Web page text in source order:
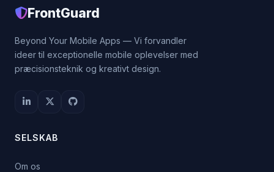
FrontGuard
Beyond Your Mobile Apps — Vi forvandler
ideer til exceptionelle mobile oplevelser med
præcisionsteknik og kreativt design.
SELSKAB
Om os